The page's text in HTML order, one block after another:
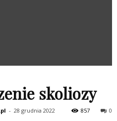
skoliozy
- 28 grudnia 2022 0
857